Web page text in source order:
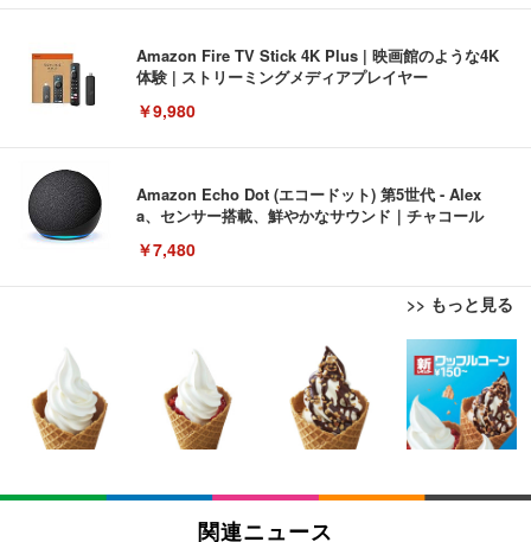
Amazon Fire TV Stick 4K Plus | 映画館のような4K
体験 | ストリーミングメディアプレイヤー
￥9,980
Amazon Echo Dot (エコードット) 第5世代 - Alex
a、センサー搭載、鮮やかなサウンド｜チャコール
￥7,480
>> もっと見る
[EdoErgo] オフィスチェア 椅子 テレワーク 疲れな
い 跳ね上げ式アームレスト コンパクト 約105度ロッ
キング pc 事務椅子 360度回転 座面昇降 強化ナイロ
ン樹脂ベース 通気性メッシュ 在宅ワーク H-WY01
(黒網+黒枠+黒足)
￥5,699
SIHOO B100 オフィスチェア／デスクチェア メッシ
ュチェア 人間工学 疲れない ブラック
EIZO ビジネス向けプレミアムモニター | FlexScan
EV3240X-WT | 31.5型4K UHD・USB Type-C・ホワ
イト
￥105,595
EIZO ビジネス向けプレミアムモニター | FlexScan
Amazonベーシック ペットシーツ 薄型 レギュラー 1
回使い捨て 無香料 ホワイト 300枚
￥3,373
Amazonベーシック ペットシーツ 厚型 ワイド 42枚
x2袋(84枚) ホワイト(吸収面:ライトブルー)
関連ニュース